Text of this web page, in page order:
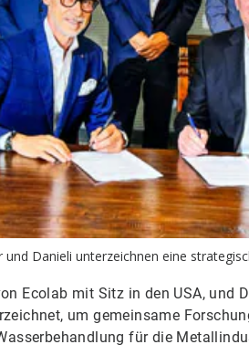
Danieli unterzeichnen eine
Ecolab mit Sitz in den USA, und
um gemeinsame
für die